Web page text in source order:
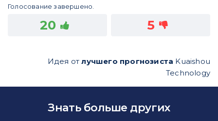
Голосование завершено.
20 5
Идея отлучшего прогнозиста Kuaishou
Technology
Знать больше других